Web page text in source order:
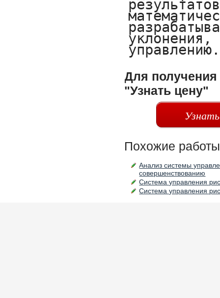
Для
"Узнать цену"
Похожие
Анализ системы
совершенствованию
Система управления
Система управления